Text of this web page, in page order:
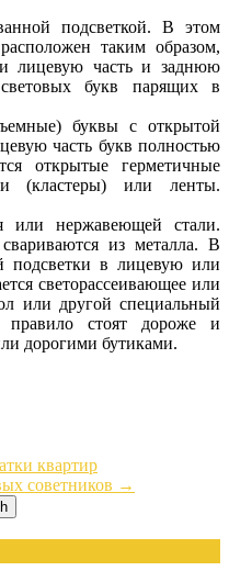
подсветкой. В этом
таким образом,
лицевую часть и заднюю
букв парящих в
буквы с открытой
часть букв полностью
открытые герметичные
(кластеры) или ленты.
нержавеющей стали.
из металла. В
подсветки в лицевую или
светорассеивающее или
или другой специальный
правило стоят дороже и
дорогими бутиками.
квартир
советников →